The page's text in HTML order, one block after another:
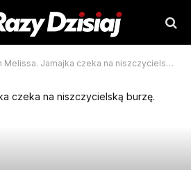
Jamajka czeka na niszczycielską burzę. Najwyższa skala